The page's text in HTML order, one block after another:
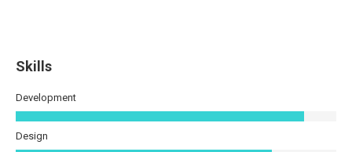
Skills
Development
Design